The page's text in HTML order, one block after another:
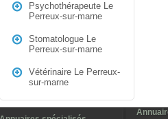
Psychothérapeute Le
Perreux-sur-marne
Stomatologue Le
Perreux-sur-marne
Vétérinaire Le Perreux-
sur-marne